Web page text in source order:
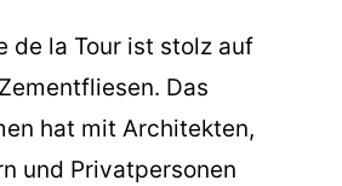
de la Tour ist stolz auf
Das
hat mit Architekten,
und Privatpersonen